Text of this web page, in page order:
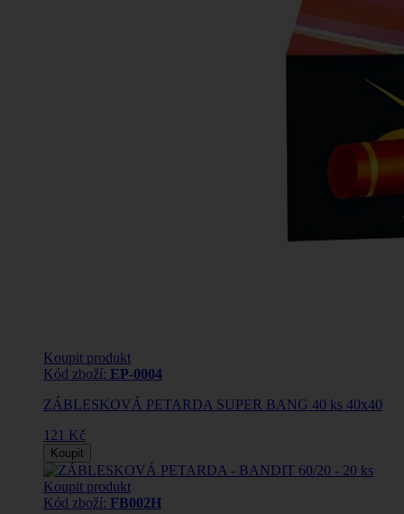
Koupit produkt
Kód zboží: EP-0004
ZÁBLESKOVÁ PETARDA SUPER BANG 40 ks 40x40
121 Kč
Koupit
Koupit produkt
Kód zboží: FB002H